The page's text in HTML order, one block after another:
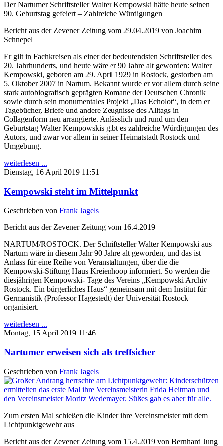
Der Nartumer Schriftsteller Walter Kempowski hätte heute seinen
90. Geburtstag gefeiert – Zahlreiche Würdigungen
Bericht aus der Zevener Zeitung vom 29.04.2019 von Joachim
Schnepel
Er gilt in Fachkreisen als einer der bedeutendsten Schriftsteller des
20. Jahrhunderts, und heute wäre er 90 Jahre alt geworden: Walter
Kempowski, geboren am 29. April 1929 in Rostock, gestorben am
5. Oktober 2007 in Nartum. Bekannt wurde er vor allem durch seine
stark autobiografisch geprägten Romane der Deutschen Chronik
sowie durch sein monumentales Projekt „Das Echolot“, in dem er
Tagebücher, Briefe und andere Zeugnisse des Alltags in
Collagenform neu arrangierte. Anlässlich und rund um den
Geburtstag Walter Kempowskis gibt es zahlreiche Würdigungen des
Autors, und zwar vor allem in seiner Heimatstadt Rostock und
Umgebung.
weiterlesen ...
Dienstag, 16 April 2019 11:51
Kempowski steht im Mittelpunkt
Geschrieben von Frank Jagels
Bericht aus der Zevener Zeitung vom 16.4.2019
NARTUM/ROSTOCK. Der Schriftsteller Walter Kempowski aus
Nartum wäre in diesem Jahr 90 Jahre alt geworden, und das ist
Anlass für eine Reihe von Veranstaltungen, über die die
Kempowski-Stiftung Haus Kreienhoop informiert. So werden die
diesjährigen Kempowski- Tage des Vereins „Kempowski Archiv
Rostock. Ein bürgerliches Haus“ gemeinsam mit dem Institut für
Germanistik (Professor Hagestedt) der Universität Rostock
organisiert.
weiterlesen ...
Montag, 15 April 2019 11:46
Nartumer erweisen sich als treffsicher
Geschrieben von Frank Jagels
Zum ersten Mal schießen die Kinder ihre Vereinsmeister mit dem
Lichtpunktgewehr aus
Bericht aus der Zevener Zeitung vom 15.4.2019 von Bernhard Jung